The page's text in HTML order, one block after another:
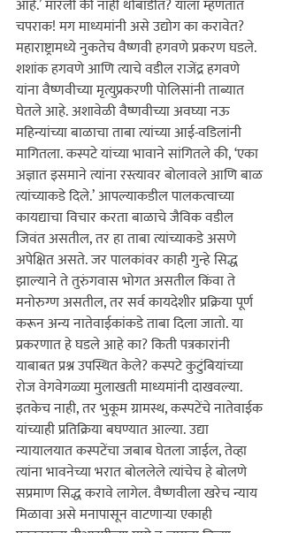
आहे.’ मारली की नाही थोबाडीत? याला म्हणतात
चपराक! मग माध्यमांनी असे उद्योग का करावेत?
महाराष्ट्रामध्ये नुकतेच वैष्णवी हगवणे प्रकरण घडले.
शशांक हगवणे आणि त्याचे वडील राजेंद्र हगवणे
यांना वैष्णवीच्या मृत्युप्रकरणी पोलिसांनी ताब्यात
घेतले आहे. अशावेळी वैष्णवीच्या अवघ्या नऊ
महिन्यांच्या बाळाचा ताबा त्यांच्या आई-वडिलांनी
मागितला. कस्पटे यांच्या भावाने सांगितले की, ‘एका
अज्ञात इसमाने त्यांना रस्त्यावर बोलावले आणि बाळ
त्यांच्याकडे दिले.’ आपल्याकडील पालकत्वाच्या
कायद्याचा विचार करता बाळाचे जैविक वडील
जिवंत असतील, तर हा ताबा त्यांच्याकडे असणे
अपेक्षित असते. जर पालकांवर काही गुन्हे सिद्ध
झाल्याने ते तुरुंगवास भोगत असतील किंवा ते
मनोरुग्ण असतील, तर सर्व कायदेशीर प्रक्रिया पूर्ण
करून अन्य नातेवाईकांकडे ताबा दिला जातो. या
प्रकरणात हे घडले आहे का? किती पत्रकारांनी
याबाबत प्रश्न उपस्थित केले? कस्पटे कुटुंबियांच्या
रोज वेगवेगळ्या मुलाखती माध्यमांनी दाखवल्या.
इतकेच नाही, तर भुकूम ग्रामस्थ, कस्पटेंचे नातेवाईक
यांच्याही प्रतिक्रिया बघण्यात आल्या. उद्या
न्यायालयात कस्पटेंचा जबाब घेतला जाईल, तेव्हा
त्यांना भावनेच्या भरात बोललेले त्यांचेच हे बोलणे
सप्रमाण सिद्ध करावे लागेल. वैष्णवीला खरेच न्याय
मिळावा असे मनापासून वाटणाऱ्या एकाही